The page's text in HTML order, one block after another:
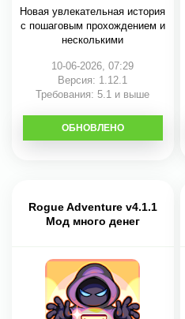
Новая увлекательная история
с пошаговым прохождением и
несколькими
10-06-2026, 07:29
Версия: 1.12.1
Требования: 5.1 и выше
СКАЧАТЬ
ОБНОВЛЕНО
Rogue Adventure v4.1.1
Мод много денег